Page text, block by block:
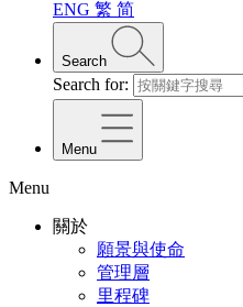
ENG 繁 简
Search
Search for:
Menu
Menu
關於
願景與使命
管理層
里程碑